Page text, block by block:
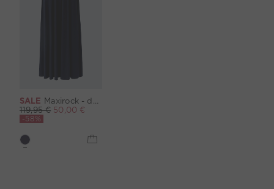
SALE Maxirock - darkblue
119,95 € 50,00 €
-58%